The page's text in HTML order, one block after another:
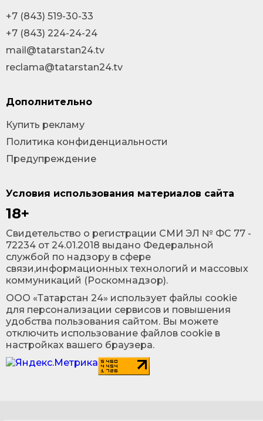
Условия использования материалов сайта
18+
Cвидетельство о регистрации СМИ ЭЛ № ФС 77 -
72234 от 24.01.2018 выдано Федеральной
службой по надзору в сфере
связи,информационных технологий и массовых
коммуникаций (Роскомнадзор).
ООО «Татарстан 24» использует файлы cookie
для персонализации сервисов и повышения
удобства пользования сайтом. Вы можете
отключить использование файлов cookie в
настройках вашего браузера.
+7 (843) 519-30-33
+7 (843) 224-24-24
mail@tatarstan24.tv
reclama@tatarstan24.tv
Дополнительно
Купить рекламу
Политика конфиденциальности
Предупреждение